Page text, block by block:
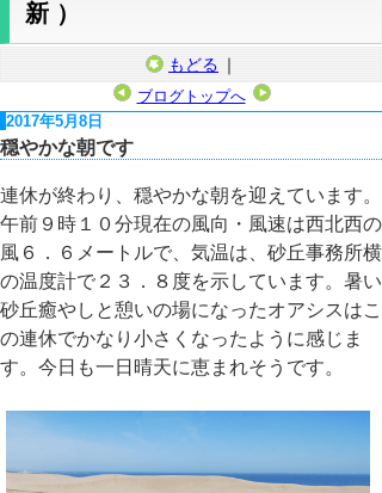
新）
もどる ｜
ブログトップへ
2017年5月8日
穏やかな朝です
連休が終わり、穏やかな朝を迎えています。
午前９時１０分現在の風向・風速は西北西の
風６．６メートルで、気温は、砂丘事務所横
の温度計で２３．８度を示しています。暑い
砂丘癒やしと憩いの場になったオアシスはこ
の連休でかなり小さくなったように感じま
す。今日も一日晴天に恵まれそうです。